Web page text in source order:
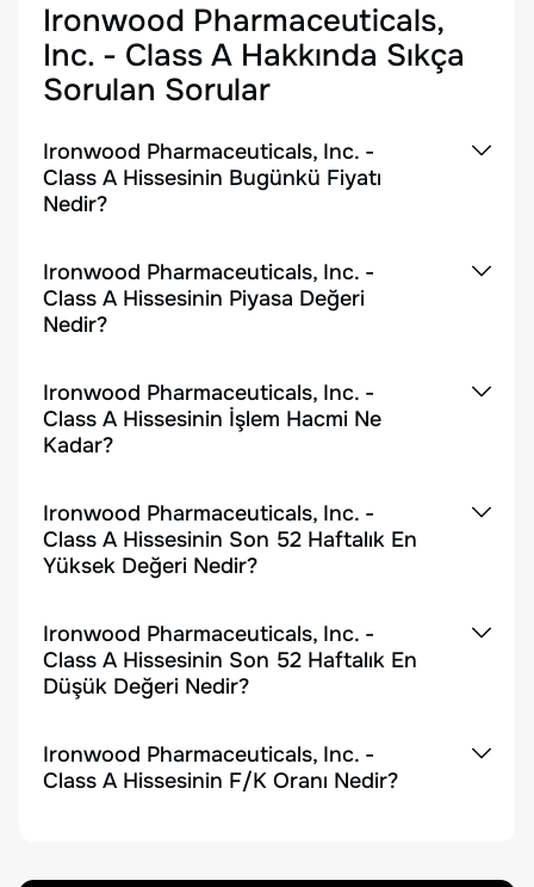
Ironwood Pharmaceuticals,
Inc. - Class A Hakkında Sıkça
Sorulan Sorular
Ironwood Pharmaceuticals, Inc. -
Class A Hissesinin Bugünkü Fiyatı
Nedir?
Ironwood Pharmaceuticals, Inc. -
Class A Hissesinin Piyasa Değeri
Nedir?
Ironwood Pharmaceuticals, Inc. -
Class A Hissesinin İşlem Hacmi Ne
Kadar?
Ironwood Pharmaceuticals, Inc. -
Class A Hissesinin Son 52 Haftalık En
Yüksek Değeri Nedir?
Ironwood Pharmaceuticals, Inc. -
Class A Hissesinin Son 52 Haftalık En
Düşük Değeri Nedir?
Ironwood Pharmaceuticals, Inc. -
Class A Hissesinin F/K Oranı Nedir?